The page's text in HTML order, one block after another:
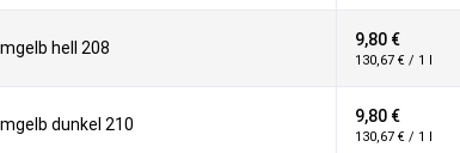
hell 208 9,80 €
130,67 € / 1 l
dunkel 210 9,80 €
130,67 € / 1 l